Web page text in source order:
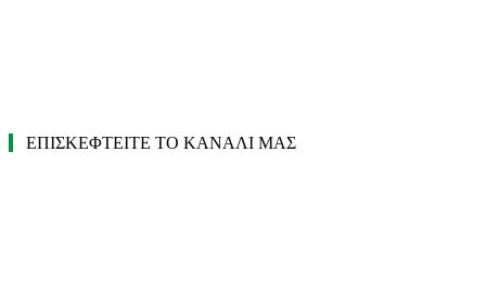
ΕΠΙΣΚΕΦΤΕΙΤΕ ΤΟ ΚΑΝΑΛΙ ΜΑΣ